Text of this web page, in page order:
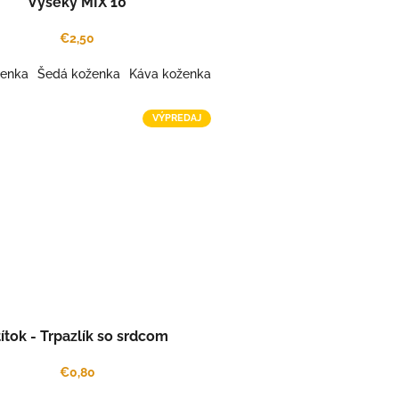
koženka Karamel kož. Mint koženka
koženka Káva koženka Šafrán koženka
€2,50
Šedá koženka Káva koženka
VÝPREDAJ
- Trpazlík so srdcom
€0,80